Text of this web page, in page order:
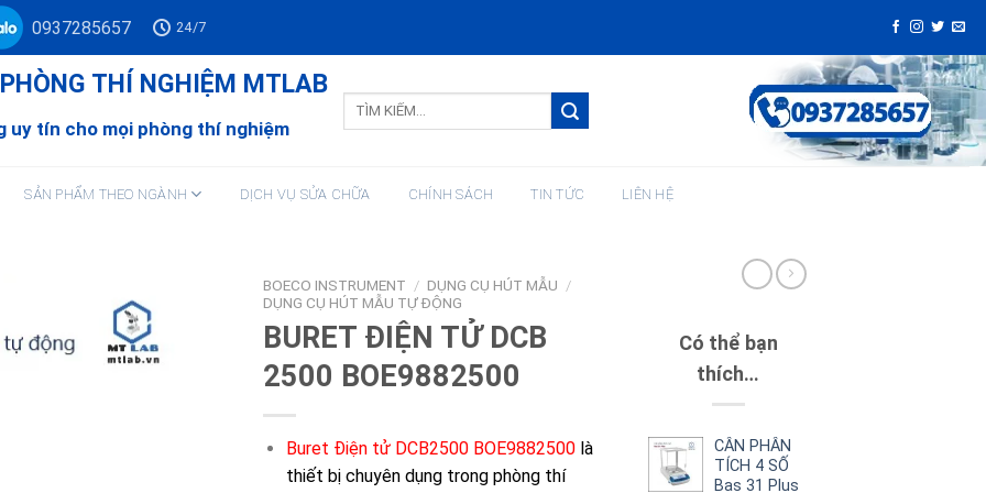
0937285657 24/7
THÍ NGHIỆM MTLAB
tín cho mọi phòng thí nghiệm
Tìm
SẢN PHẨM THEO NGÀNH DỊCH VỤ SỬA CHỮA CHÍNH SÁCH TIN TỨC LIÊN HỆ
BOECO INSTRUMENT / DỤNG CỤ HÚT MẪU /
DỤNG CỤ HÚT MẪU TỰ ĐỘNG
BURET ĐIỆN TỬ DCB
2500 BOE9882500
Buret Điện tử DCB2500 BOE9882500là
thiết bị chuyên dụng trong phòng thí
Có thể bạn
thích…
CÂN PHÂN
TÍCH 4 SỐ
Bas 31 Plus